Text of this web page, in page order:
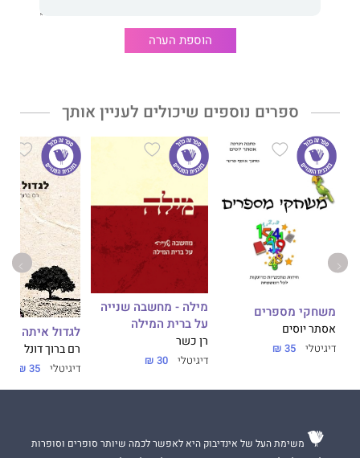
קשר ישיר לאל ולדרישותיו מן האנושות.
הוספת הערה
ספרים נוספים שיכולים לעניין אותך
משחקי מספרים
אסתר יוסים
דיגיטלי 35 ₪
מילה - מחשבה שנייה
על ברית המילה
רן כשר
דיגיטלי 30 ₪
לגדול איתה
רם ברוך דונל
דיגיטלי 35 ₪
משימת העל של אינדיבוק היא לאפשר לכמה שיותר סופרים וסופרות